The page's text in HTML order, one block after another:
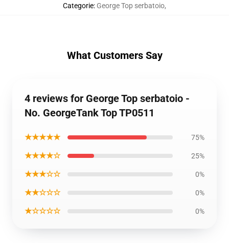
Categorie: George Top serbatoio,
What Customers Say
4 reviews for George Top serbatoio -
No. GeorgeTank Top TP0511
★★★★★ 75%
★★★★☆ 25%
★★★☆☆ 0%
★★☆☆☆ 0%
★☆☆☆☆ 0%